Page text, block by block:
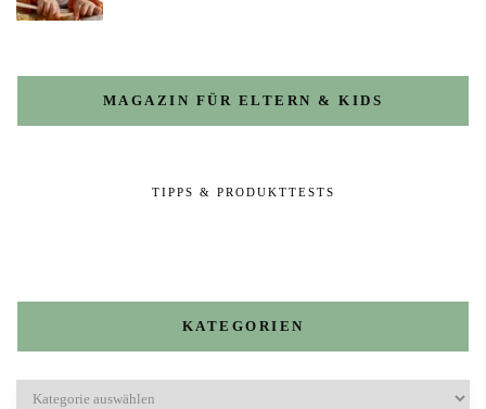
MAGAZIN FÜR ELTERN & KIDS
TIPPS & PRODUKTTESTS
KATEGORIEN